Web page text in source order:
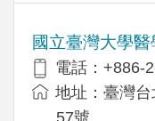
國立臺灣大學
電話：+886-
地址：臺灣
57號